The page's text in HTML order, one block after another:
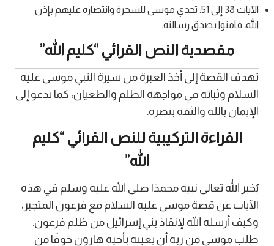
الآيات 38 إلى 51: تحدي موسى للسحرة وانتصاره عليهم بإذن
الله، فآمنوا بصدق رسالته.
مقصدية النص القرائي “كليم الله”
تهدف القصة إلى أخذ العبرة من سيرة النبي موسى عليه
السلام وثباته في مواجهة الظلم والطغيان، كما تدعو إلى
الإيمان بالله والثقة بنصره.
القراءة التركيبية للنص القرائي “كليم
الله”
يُخبر الله تعالى نبيه محمدًا صلى الله عليه وسلم في هذه
الآيات عن قصة موسى عليه السلام مع فرعون المتجبر،
وكيف أرسله الله لإنقاذ بني إسرائيل من ظلم فرعون.
طلب موسى من ربه أن يعينه بأخيه هارون خوفًا من